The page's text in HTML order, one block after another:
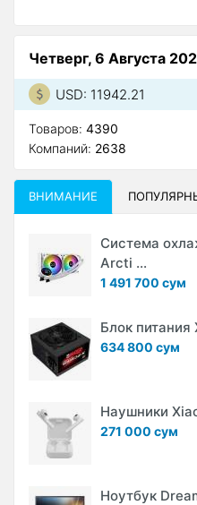
Четверг, 6 Августа
USD: 11942.21
Товаров: 4390
Компаний: 2638
ВНИМАНИЕ
Система
Arcti ...
1 491 700 сум
Блок
634 800 сум
Наушники
271 000 сум
Ноутбук